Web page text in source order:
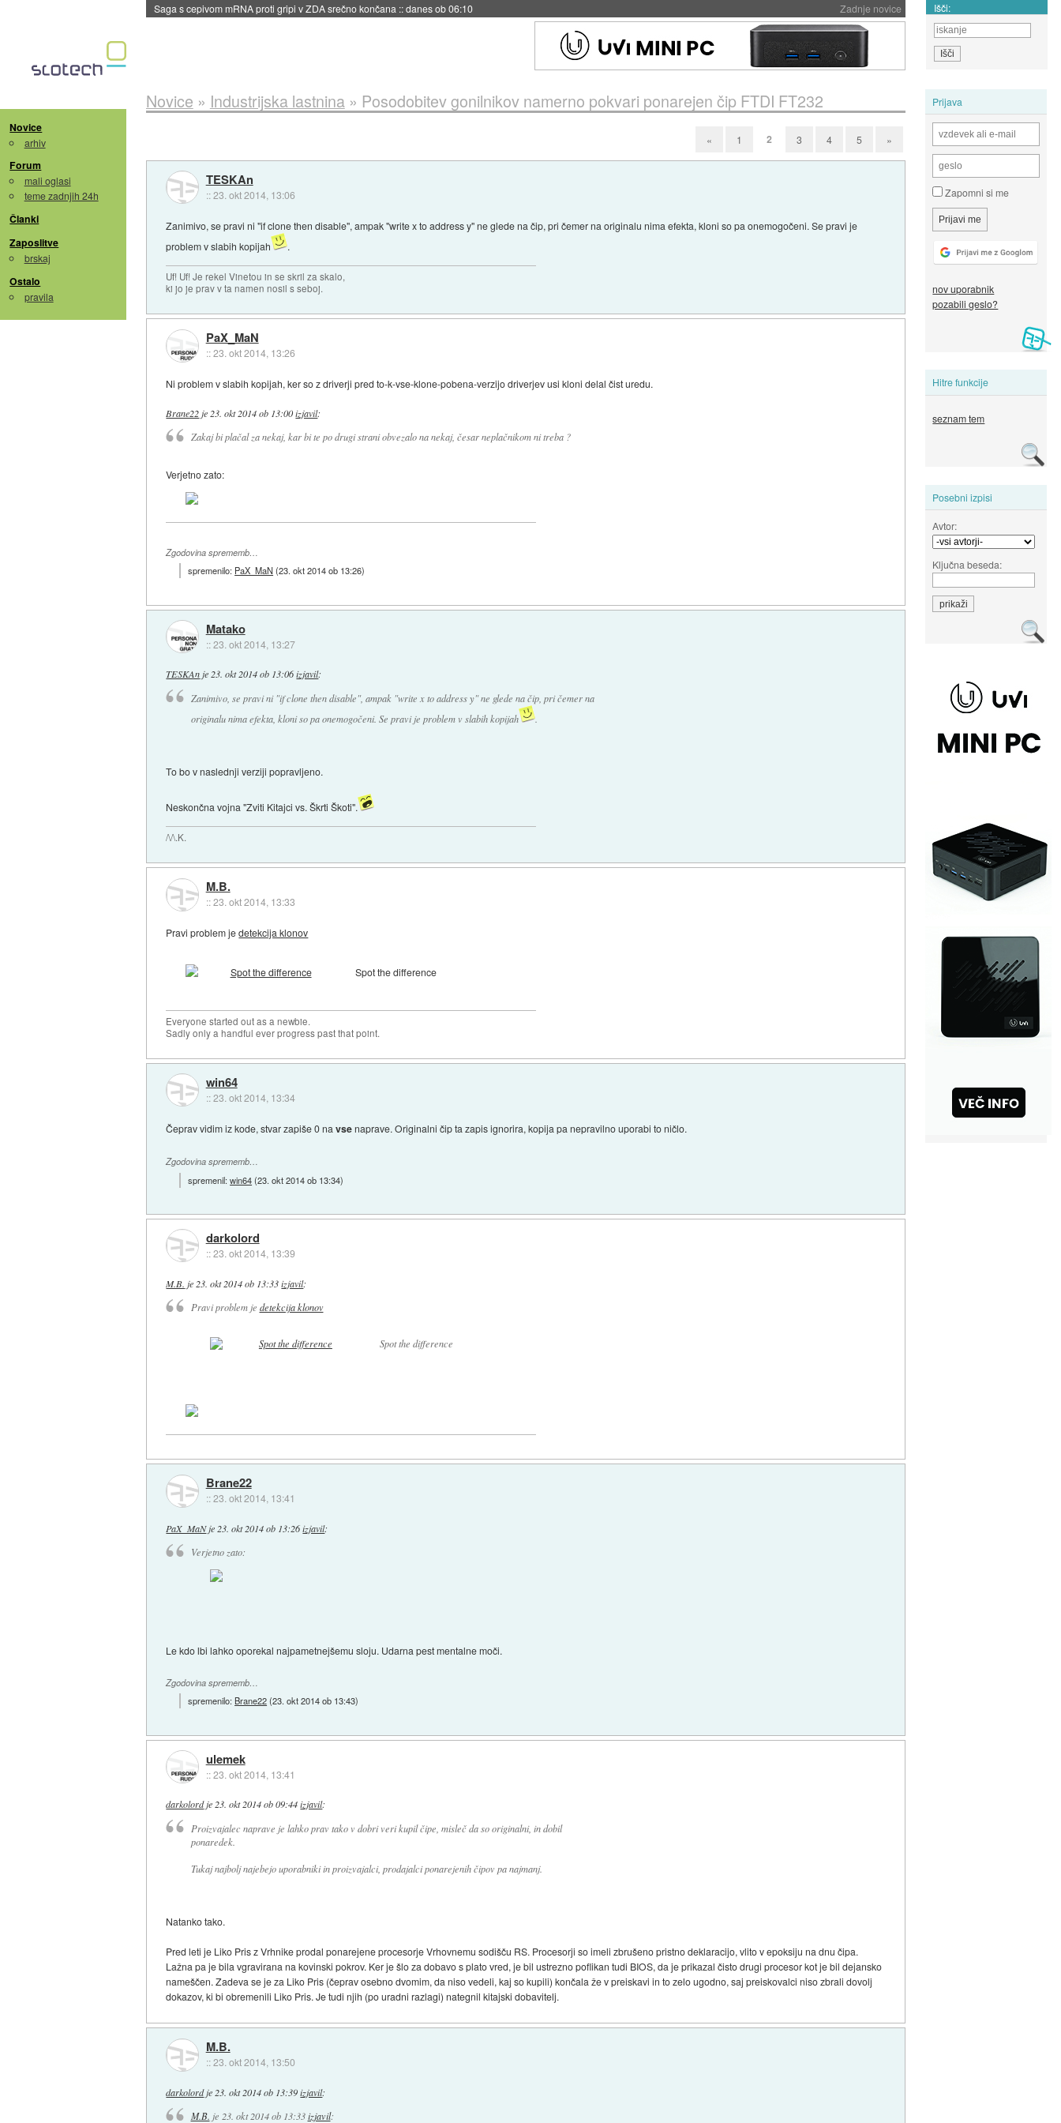
Zadnje novice
BMW v vozilih začel predvajati reklame::danes ob 06:09 Išči:
Novice
arhiv
Forum
mali oglasi
teme zadnjih 24h
Članki
Zaposlitve
brskaj
Ostalo
pravila
Prijava
Zapomni si me
nov uporabnik
pozabili geslo?
Hitre funkcije
seznam tem
Posebni izpisi
Avtor:
Ključna beseda:
Novice » Industrijska lastnina» Posodobitev gonilnikov namerno pokvari ponarejen čip FTDI FT232
« 1 2 3 4 5 »
TESKAn
::23. okt 2014, 13:06
Zanimivo, se pravi ni "if clone then disable", ampak "write x to address y" ne glede na čip, pri čemer na originalu nima efekta, kloni so pa onemogočeni. Se pravi je
problem v slabih kopijah
.
Uf! Uf! Je rekel Vinetou in se skril za skalo,
ki jo je prav v ta namen nosil s seboj.
PaX_MaN
::23. okt 2014, 13:26
Ni problem v slabih kopijah, ker so z driverji pred to-k-vse-klone-pobena-verzijo driverjev usi kloni delal čist uredu.
Brane22 je 23. okt 2014 ob 13:00 izjavil:
Zakaj bi plačal za nekaj, kar bi te po drugi strani obvezalo na nekaj, česar neplačnikom ni treba ?
Verjetno zato:
Zgodovina sprememb…
spremenilo: PaX_MaN(23. okt 2014 ob 13:26)
Matako
::23. okt 2014, 13:27
TESKAnje23. okt 2014 ob 13:06 izjavil:
Zanimivo, se pravi ni "if clone then disable", ampak "write x to address y" ne glede na čip, pri čemer na
originalu nima efekta, kloni so pa onemogočeni. Se pravi je problem v slabih kopijah
.
To bo v naslednji verziji popravljeno.
Neskončna vojna "Zviti Kitajci vs. Škrti Škoti".
/\/\.K.
M.B.
::23. okt 2014, 13:33
Pravi problem jedetekcija klonov
Spot the difference
Everyone started out as a newbie.
Sadly only a handful ever progress past that point.
win64
::23. okt 2014, 13:34
Čeprav vidim iz kode, stvar zapiše 0 navsenaprave. Originalni čip ta zapis ignorira, kopija pa nepravilno uporabi to ničlo.
Zgodovina sprememb…
spremenil:win64(23. okt 2014 ob 13:34)
darkolord
::23. okt 2014, 13:39
M.B. je 23. okt 2014 ob 13:33 izjavil:
Pravi problem je detekcija klonov
Spot the difference
Brane22
::23. okt 2014, 13:41
PaX_MaNje 23. okt 2014 ob 13:26 izjavil:
Verjetno zato:
Le kdo lbi lahko oporekal najpametnejšemu sloju. Udarna pest mentalne moči.
Zgodovina sprememb…
spremenilo:Brane22(23. okt 2014 ob 13:43)
ulemek
::23. okt 2014, 13:41
darkolordje23. okt 2014 ob 09:44 izjavil:
Proizvajalec naprave je lahko prav tako v dobri veri kupil čipe, misleč da so originalni, in dobil
ponaredek.
Tukaj najbolj najebejo uporabniki in proizvajalci, prodajalci ponarejenih čipov pa najmanj.
Natanko tako.
Pred leti je Liko Pris z Vrhnike prodal ponarejene procesorje Vrhovnemu sodišču RS. Procesorji so imeli zbrušeno pristno deklaracijo, vlito v epoksiju na dnu čipa.
Lažna pa je bila vgravirana na kovinski pokrov. Ker je šlo za dobavo s plato vred, je bil ustrezno poflikan tudi BIOS, da je prikazal čisto drugi procesor kot je bil dejansko
nameščen. Zadeva se je za Liko Pris (čeprav osebno dvomim, da niso vedeli, kaj so kupili) končala že v preiskavi in to zelo ugodno, saj preiskovalci niso zbrali dovolj
dokazov, ki bi obremenili Liko Pris. Je tudi njih (po uradni razlagi) nategnil kitajski dobavitelj.
M.B.
::23. okt 2014, 13:50
darkolordje 23. okt 2014 ob 13:39 izjavil:
M.B. je 23. okt 2014 ob 13:33 izjavil: